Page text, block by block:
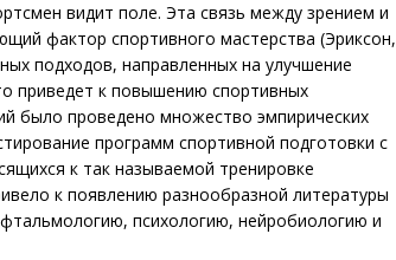
видит поле. Эта связь между зрением и
фактор спортивного мастерства (Эриксон,
подходов, направленных на улучшение
приведет к повышению спортивных
было проведено множество эмпирических
программ спортивной подготовки с
к так называемой тренировке
к появлению разнообразной литературы
психологию, нейробиологию и